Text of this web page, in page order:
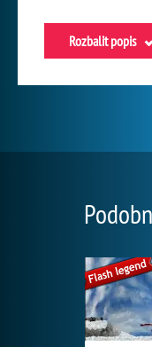
Rozbalit popis